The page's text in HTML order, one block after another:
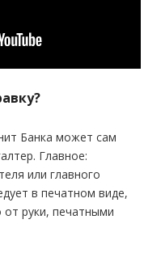
Банка может сам
Главное:
или главного
в печатном виде,
руки, печатными